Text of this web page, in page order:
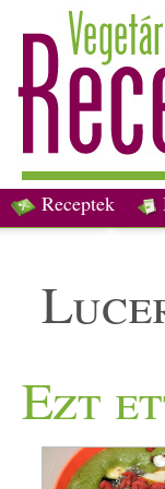
Receptek
Ezt